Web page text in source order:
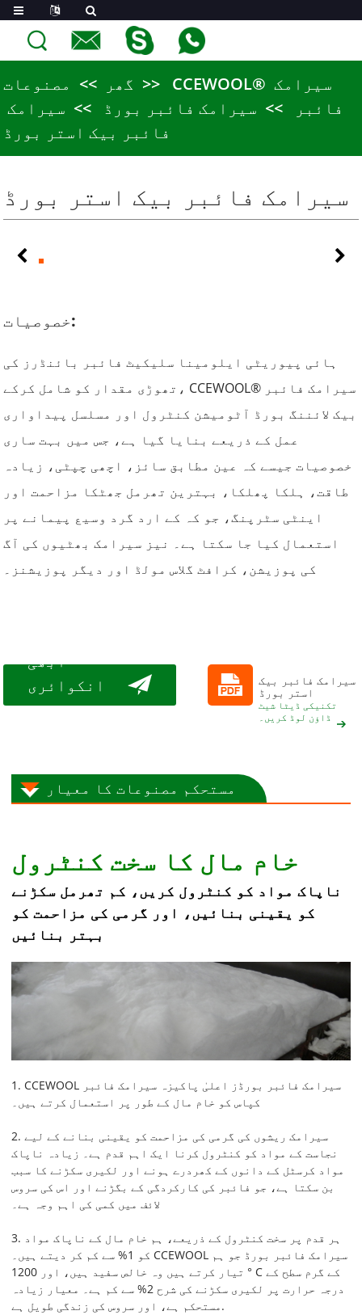
گھر مصنوعات
CCEWOOL® سیرامک ​​
فائبر
سیرامک ​​فائبر بورڈ
سیرامک ​​
فائبر بیک استر بورڈ
سیرامک ​​فائبر بیک استر بورڈ
خصوصیات:
ہائی پیوریٹی ایلومینا سلیکیٹ فائبر بائنڈرز کی
تھوڑی مقدار کو شامل کرکے، CCEWOOL® سیرامک ​​فائبر
بیک لائننگ بورڈ آٹومیشن کنٹرول اور مسلسل پیداواری
عمل کے ذریعے بنایا گیا ہے، جس میں بہت ساری
خصوصیات جیسے کہ عین مطابق سائز، اچھی چپٹی، زیادہ
طاقت، ہلکا پھلکا، بہترین تھرمل جھٹکا مزاحمت اور
اینٹی سٹرپنگ، جو کہ کے ارد گرد وسیع پیمانے پر
استعمال کیا جا سکتا ہے۔ نیز سیرامک ​​بھٹیوں کی آگ
کی پوزیشن، کرافٹ گلاس مولڈ اور دیگر پوزیشنز۔
ابھی
انکوائری
کریں۔
سیرامک ​​فائبر بیک
استر بورڈ
تکنیکی ڈیٹا شیٹ
ڈاؤن لوڈ کریں۔
مستحکم مصنوعات کا معیار
خام مال کا سخت کنٹرول
ناپاک مواد کو کنٹرول کریں، کم تھرمل سکڑنے
کو یقینی بنائیں، اور گرمی کی مزاحمت کو
بہتر بنائیں
1. CCEWOOL سیرامک ​​فائبر بورڈز اعلیٰ پاکیزہ سیرامک ​​فائبر
کپاس کو خام مال کے طور پر استعمال کرتے ہیں۔
2. سیرامک ​​ریشوں کی گرمی کی مزاحمت کو یقینی بنانے کے لیے
نجاست کے مواد کو کنٹرول کرنا ایک اہم قدم ہے۔ زیادہ ناپاک
مواد کرسٹل کے دانوں کے کھردرے ہونے اور لکیری سکڑنے کا سبب
بن سکتا ہے، جو فائبر کی کارکردگی کے بگڑنے اور اس کی سروس
لائف میں کمی کی اہم وجہ ہے۔
3. ہر قدم پر سخت کنٹرول کے ذریعے، ہم خام مال کے ناپاک مواد
کو 1% سے کم کر دیتے ہیں۔ CCEWOOL سیرامک ​​فائبر بورڈ جو ہم
تیار کرتے ہیں وہ خالص سفید ہیں، اور 1200 ° C کے گرم سطح کے
درجہ حرارت پر لکیری سکڑنے کی شرح 2% سے کم ہے۔ معیار زیادہ
مستحکم ہے، اور سروس کی زندگی طویل ہے.